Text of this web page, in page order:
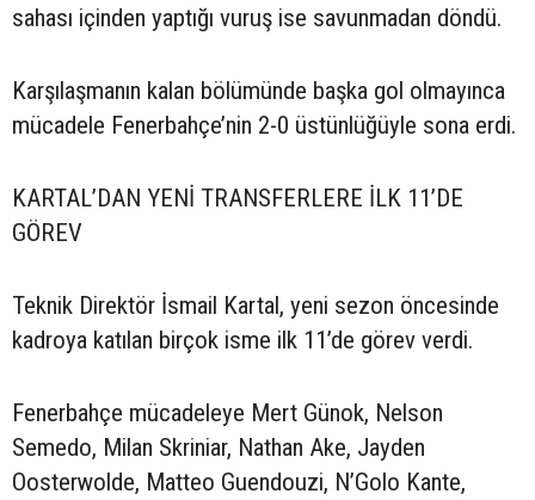
sahası içinden yaptığı vuruş ise savunmadan döndü.
Karşılaşmanın kalan bölümünde başka gol olmayınca
mücadele Fenerbahçe’nin 2-0 üstünlüğüyle sona erdi.
KARTAL’DAN YENİ TRANSFERLERE İLK 11’DE
GÖREV
Teknik Direktör İsmail Kartal, yeni sezon öncesinde
kadroya katılan birçok isme ilk 11’de görev verdi.
Fenerbahçe mücadeleye Mert Günok, Nelson
Semedo, Milan Skriniar, Nathan Ake, Jayden
Oosterwolde, Matteo Guendouzi, N’Golo Kante,